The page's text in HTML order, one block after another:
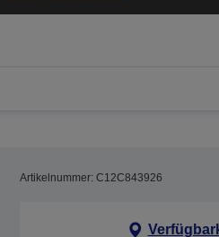
Artikelnummer: C12C843926